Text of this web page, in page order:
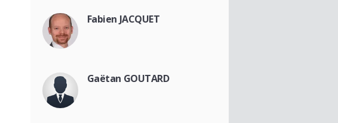
Fabien JACQUET
Gaëtan GOUTARD